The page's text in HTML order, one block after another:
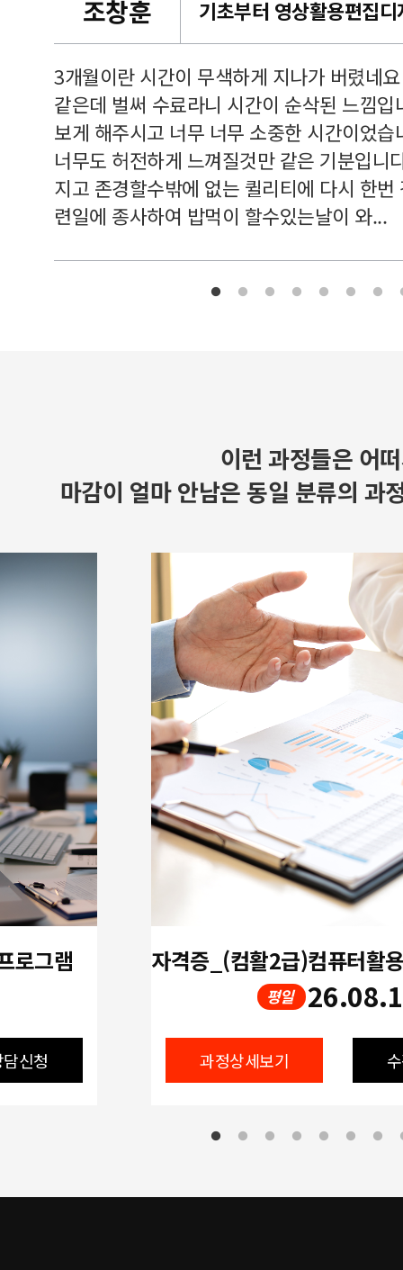
조창훈
3개월이란 시간이 무색하게 지나가 버렸네
같은데 벌써 수료라니 시간이 순삭된 느낌
보게 해주시고 너무 너무 소중한 시간이었
너무도 허전하게 느껴질것만 같은 기분입니
지고 존경할수밖에 없는 퀼리티에 다시 한
련일에 종사하여 밥먹이 할수있는날이 와...
이런 과정들은 어
마감이 얼마 안남은 동일 분류의 과
로그램
신청
평일
과정상세보기